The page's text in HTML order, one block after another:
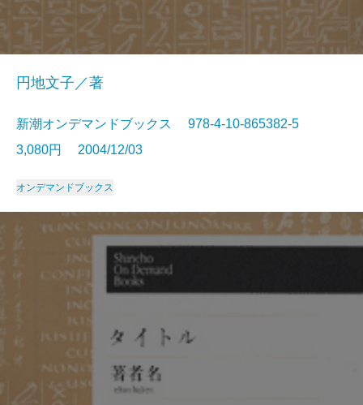
円地文子／著
新潮オンデマンドブックス 978-4-10-865382-5
3,080円 2004/12/03
オンデマンドブックス